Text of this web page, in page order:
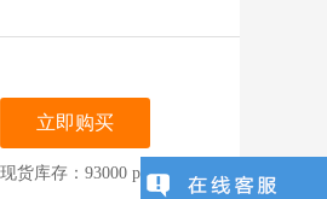
立即购买
现货库存：93000 pcs